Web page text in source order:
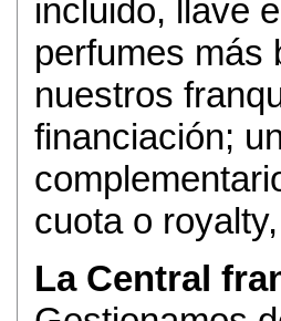
incluido, llave
perfumes más
nuestros
financiación;
cuota o
La Central